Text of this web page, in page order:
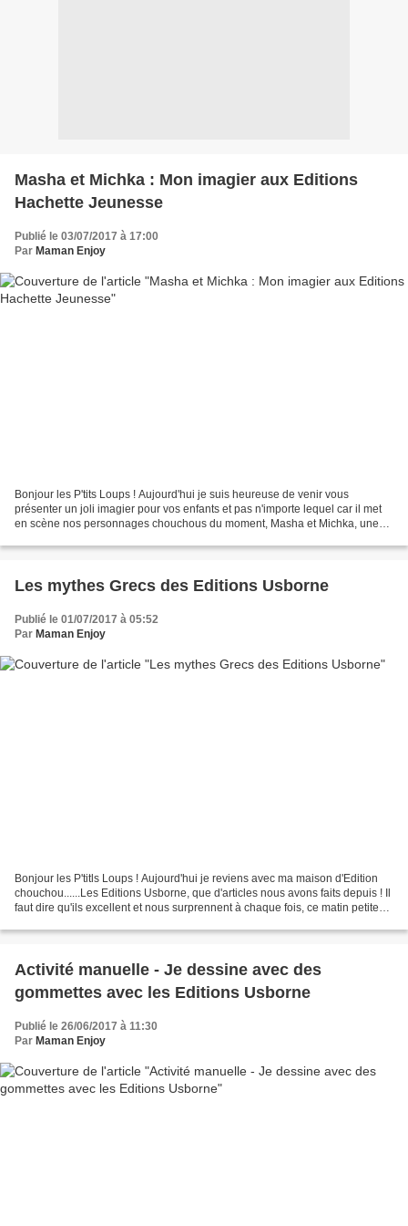
Masha et Michka : Mon imagier aux Editions
Hachette Jeunesse
Publié le 03/07/2017 à 17:00
Par Maman Enjoy
Bonjour les P'tits Loups ! Aujourd'hui je suis heureuse de venir vous
présenter un joli imagier pour vos enfants et pas n'importe lequel car il met
en scène nos personnages chouchous du moment, Masha et Michka, une
Les mythes Grecs des Editions Usborne
Publié le 01/07/2017 à 05:52
Par Maman Enjoy
Bonjour les P'titls Loups ! Aujourd'hui je reviens avec ma maison d'Edition
chouchou......Les Editions Usborne, que d'articles nous avons faits depuis ! Il
faut dire qu'ils excellent et nous surprennent à chaque fois, ce matin petite
Activité manuelle - Je dessine avec des
gommettes avec les Editions Usborne
Publié le 26/06/2017 à 11:30
Par Maman Enjoy